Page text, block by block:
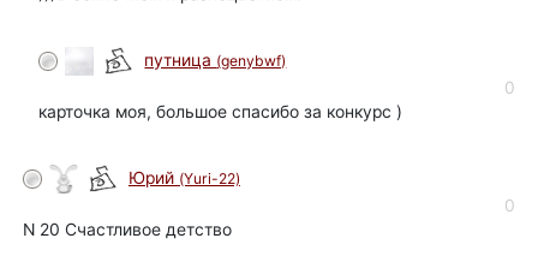
путница (genybwf)
0
карточка моя, большое спасибо за конкурс )
Юрий (Yuri-22)
0
N 20 Счастливое детство